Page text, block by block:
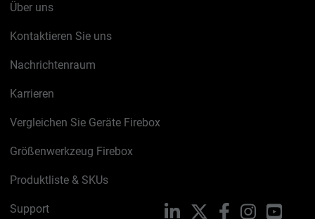
Über uns
Kontaktieren Sie uns
Nachrichtenraum
Karrieren
Vergleichen Sie Geräte Firebox
Größenwerkzeug Firebox
Produktliste & SKUs
Support LinkedIn FacebookInstagram